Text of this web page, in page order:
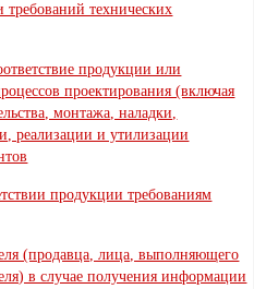
технических
продукции или
проектирования (включая
монтажа, наладки,
реализации и утилизации
продукции требованиям
(продавца, лица, выполняющего
в случае получения информации